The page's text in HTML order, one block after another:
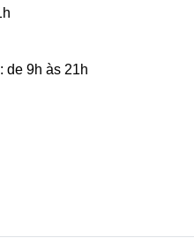
de 9h às 21h